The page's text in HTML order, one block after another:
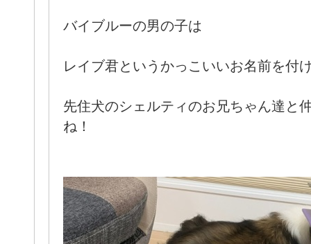
バイブルーの男の子は
レイブ君というかっこいいお名前を付
先住犬のシェルティのお兄ちゃん達と
ね！